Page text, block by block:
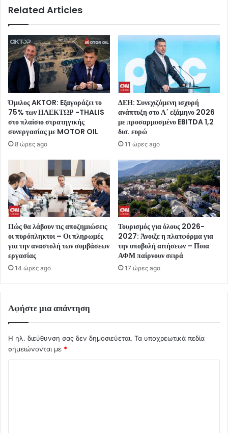
Related Articles
Όμιλος AKTOR: Eξαγοράζει το
75% των ΗΛΕΚΤΩΡ -THALIS
στο πλαίσιο στρατηγικής
συνεργασίας με MOTOR OIL
8 ώρες ago
ΔΕΗ: Συνεχιζόμενη ισχυρή
ανάπτυξη στο Α΄ εξάμηνο 2026
με προσαρμοσμένο EBITDA 1,2
δισ. ευρώ
11 ώρες ago
Πώς θα λάβουν τις αποζημιώσεις
οι πυρόπληκτοι – Οι πληρωμές
για την αναστολή των συμβάσεων
εργασίας
14 ώρες ago
Τουρισμός για όλους 2026-
2027: Άνοιξε η πλατφόρμα για
την υποβολή αιτήσεων – Ποια
ΑΦΜ παίρνουν σειρά
17 ώρες ago
Αφήστε μια απάντηση
Η ηλ. διεύθυνση σας δεν δημοσιεύεται. Τα υποχρεωτικά πεδία
σημειώνονται με *